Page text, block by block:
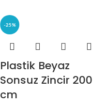
-25%
Plastik Beyaz
Sonsuz Zincir 200
cm